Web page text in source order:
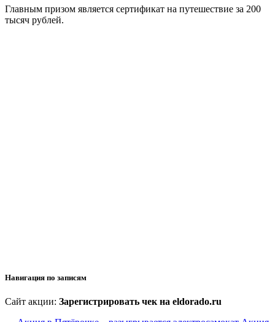
Главным призом является сертификат на путешествие за 200
тысяч рублей.
Навигация по записям
Сайт акции: Зарегистрировать чек на eldorado.ru